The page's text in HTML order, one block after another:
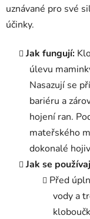
uznávané pro své
účinky.
Jak fungují:
úlevu
Nasazují se
bariéru a
hojení ran.
mateřského
dokonalé
Jak se
Před
vody a